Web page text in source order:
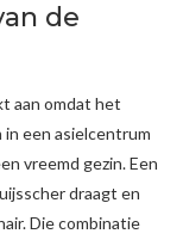
de
aan omdat het
een asielcentrum
vreemd gezin. Een
draagt en
Die combinatie